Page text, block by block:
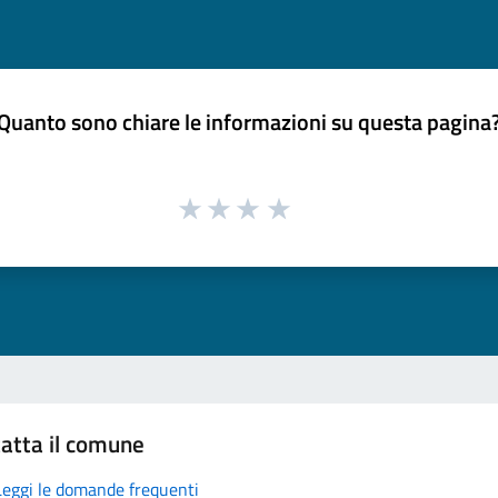
sono chiare le informazioni su questa
il comune
le domande frequenti